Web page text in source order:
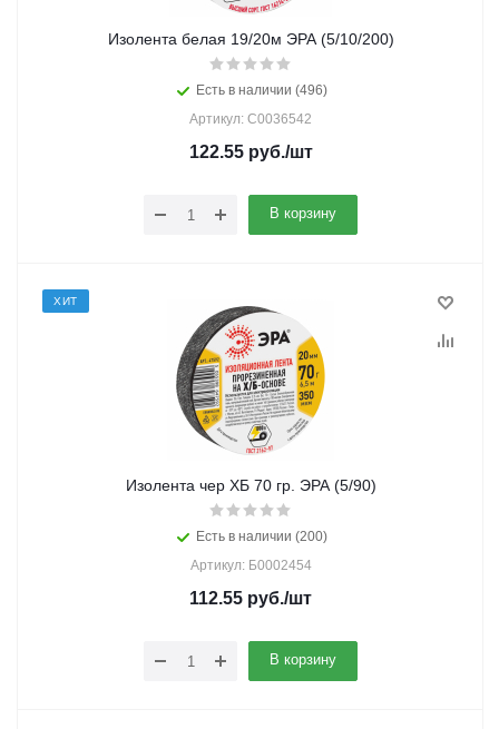
Изолента белая 19/20м ЭРА (5/10/200)
Есть в наличии (496)
Артикул: C0036542
122.55руб./шт
В корзину
ХИТ
Изолента чер ХБ 70 гр. ЭРА (5/90)
Есть в наличии (200)
Артикул: Б0002454
112.55 руб./шт
В корзину